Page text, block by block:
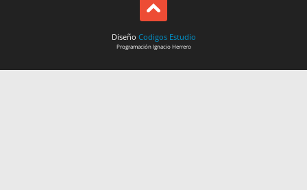
Diseño Codigos Estudio
ProgramaciónIgnacio Herrero